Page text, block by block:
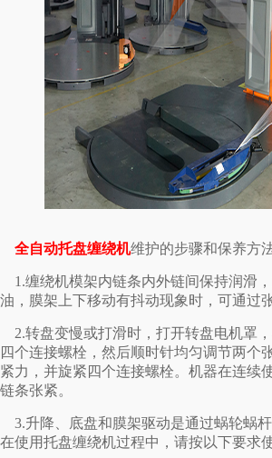
全自动托盘缠绕机维护的步骤和保养方
1.缠绕机模架内链条内外链间保持润滑，
油，膜架上下移动有抖动现象时，可通过
2.转盘变慢或打滑时，打开转盘电机罩
四个连接螺栓，然后顺时针均匀调节两个
紧力，并旋紧四个连接螺栓。机器在连续
链条张紧。
3.升降、底盘和膜架驱动是通过蜗轮蜗杆
在使用托盘缠绕机过程中，请按以下要求